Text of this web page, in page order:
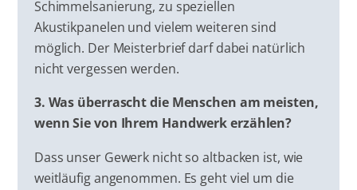
Schimmelsanierung, zu speziellen
Akustikpanelen und vielem weiteren sind
möglich. Der Meisterbrief darf dabei natürlich
nicht vergessen werden.
3. Was überrascht die Menschen am meisten,
wenn Sie von Ihrem Handwerk erzählen?
Dass unser Gewerk nicht so altbacken ist, wie
weitläufig angenommen. Es geht viel um die